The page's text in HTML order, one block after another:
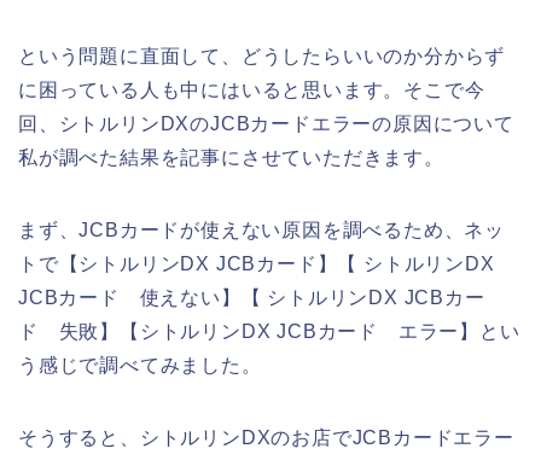
という問題に直面して、どうしたらいいのか分からず
に困っている人も中にはいると思います。そこで今
回、シトルリンDXのJCBカードエラーの原因について
私が調べた結果を記事にさせていただきます。
まず、JCBカードが使えない原因を調べるため、ネッ
トで【シトルリンDX JCBカード】【 シトルリンDX
JCBカード 使えない】【 シトルリンDX JCBカー
ド 失敗】【シトルリンDX JCBカード エラー】とい
う感じで調べてみました。
そうすると、シトルリンDXのお店でJCBカードエラー